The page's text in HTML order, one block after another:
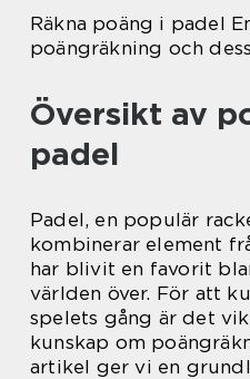
Räkna poäng i padel
poängräkning och
Översikt av
padel
Padel, en populär
kombinerar element
har blivit en favorit
världen över. För att
spelets gång är det
kunskap om
artikel ger vi en